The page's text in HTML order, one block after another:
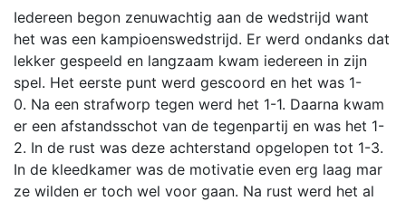
Iedereen begon zenuwachtig aan de wedstrijd want
het was een kampioenswedstrijd. Er werd ondanks dat
lekker gespeeld en langzaam kwam iedereen in zijn
spel. Het eerste punt werd gescoord en het was 1-
0. Na een strafworp tegen werd het 1-1. Daarna kwam
er een afstandsschot van de tegenpartij en was het 1-
2. In de rust was deze achterstand opgelopen tot 1-3.
In de kleedkamer was de motivatie even erg laag mar
ze wilden er toch wel voor gaan. Na rust werd het al